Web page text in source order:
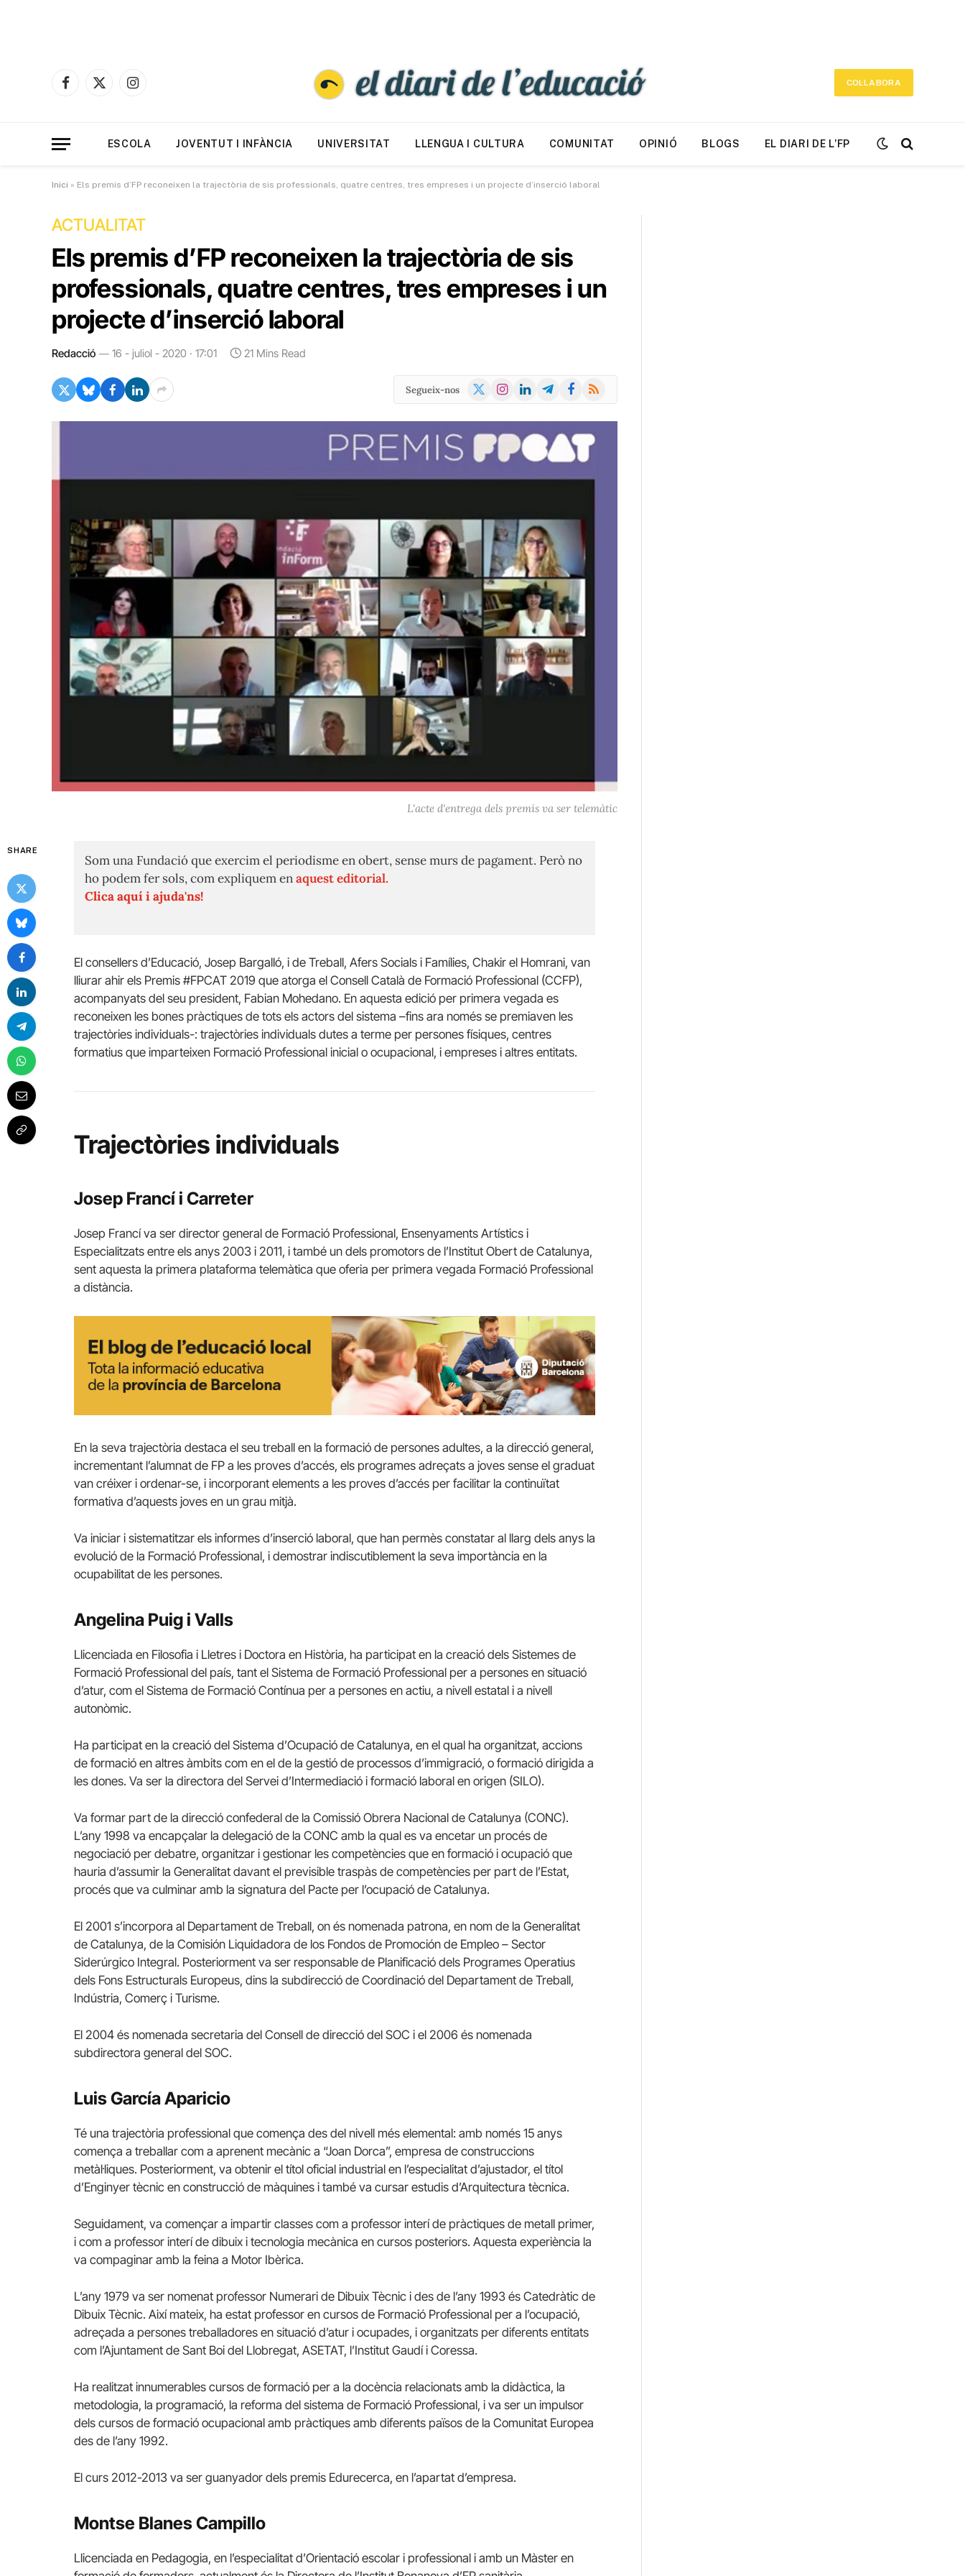
Facebook
X
Instagram
COL·LABORA
ESCOLA JOVENTUT I INFÀNCIA UNIVERSITAT LLENGUA I CULTURA COMUNITAT OPINIÓ BLOGS EL DIARI DE L’FP
Inici » Els premis d’FP reconeixen la trajectòria de sis professionals, quatre centres, tres empreses i un projecte d’inserció laboral
ACTUALITAT
Els premis d’FP reconeixen la trajectòria de sis
professionals, quatre centres, tres empreses i un
projecte d’inserció laboral
Redacció 16 - juliol - 2020 · 17:01 21 Mins Read
Segueix-nos
X
Instagram
LinkedInTelegramFacebook
RSS
L'acte d'entrega dels premis va ser telemàtic
SHARE
Som una Fundació que exercim el periodisme en obert, sense murs de pagament. Però no
ho podem fer sols, com expliquem enaquest editorial.
Clica aquí i ajuda'ns!
El consellers d’Educació, Josep Bargalló, i de Treball, Afers Socials i Famílies, Chakir el Homrani, van
lliurar ahir els Premis #FPCAT 2019 que atorga el Consell Català de Formació Professional (CCFP),
acompanyats del seu president, Fabian Mohedano. En aquesta edició per primera vegada es
reconeixen les bones pràctiques de tots els actors del sistema –fins ara només se premiaven les
trajectòries individuals-: trajectòries individuals dutes a terme per persones físiques, centres
formatius que imparteixen Formació Professional inicial o ocupacional, i empreses i altres entitats.
Trajectòries individuals
Josep Francí i Carreter
Josep Francí va ser director general de Formació Professional, Ensenyaments Artístics i
Especialitzats entre els anys 2003 i 2011, i també un dels promotors de l’Institut Obert de Catalunya,
sent aquesta la primera plataforma telemàtica que oferia per primera vegada Formació Professional
a distància.
En la seva trajectòria destaca el seu treball en la formació de persones adultes, a la direcció general,
incrementant l’alumnat de FP a les proves d’accés, els programes adreçats a joves sense el graduat
van créixer i ordenar-se, i incorporant elements a les proves d’accés per facilitar la continuïtat
formativa d’aquests joves en un grau mitjà.
Va iniciar i sistematitzar els informes d’inserció laboral, que han permès constatar al llarg dels anys la
evolució de la Formació Professional, i demostrar indiscutiblement la seva importància en la
ocupabilitat de les persones.
Angelina Puig i Valls
Llicenciada en Filosofia i Lletres i Doctora en Història, ha participat en la creació dels Sistemes de
Formació Professional del país, tant el Sistema de Formació Professional per a persones en situació
d’atur, com el Sistema de Formació Contínua per a persones en actiu, a nivell estatal i a nivell
autonòmic.
Ha participat en la creació del Sistema d’Ocupació de Catalunya, en el qual ha organitzat, accions
de formació en altres àmbits com en el de la gestió de processos d’immigració, o formació dirigida a
les dones. Va ser la directora del Servei d’Intermediació i formació laboral en origen (SILO).
Va formar part de la direcció confederal de la Comissió Obrera Nacional de Catalunya (CONC).
L’any 1998 va encapçalar la delegació de la CONC amb la qual es va encetar un procés de
negociació per debatre, organitzar i gestionar les competències que en formació i ocupació que
hauria d’assumir la Generalitat davant el previsible traspàs de competències per part de l’Estat,
procés que va culminar amb la signatura del Pacte per l’ocupació de Catalunya.
El 2001 s’incorpora al Departament de Treball, on és nomenada patrona, en nom de la Generalitat
de Catalunya, de la Comisión Liquidadora de los Fondos de Promoción de Empleo – Sector
Siderúrgico Integral. Posteriorment va ser responsable de Planificació dels Programes Operatius
dels Fons Estructurals Europeus, dins la subdirecció de Coordinació del Departament de Treball,
Indústria, Comerç i Turisme.
El 2004 és nomenada secretaria del Consell de direcció del SOC i el 2006 és nomenada
subdirectora general del SOC.
Luis García Aparicio
Té una trajectòria professional que comença des del nivell més elemental: amb només 15 anys
comença a treballar com a aprenent mecànic a “Joan Dorca”, empresa de construccions
metàl·liques. Posteriorment, va obtenir el títol oficial industrial en l’especialitat d’ajustador, el títol
d’Enginyer tècnic en construcció de màquines i també va cursar estudis d’Arquitectura tècnica.
Seguidament, va començar a impartir classes com a professor interí de pràctiques de metall primer,
i com a professor interí de dibuix i tecnologia mecànica en cursos posteriors. Aquesta experiència la
va compaginar amb la feina a Motor Ibèrica.
L’any 1979 va ser nomenat professor Numerari de Dibuix Tècnic i des de l’any 1993 és Catedràtic de
Dibuix Tècnic. Així mateix, ha estat professor en cursos de Formació Professional per a l’ocupació,
adreçada a persones treballadores en situació d’atur i ocupades, i organitzats per diferents entitats
com l’Ajuntament de Sant Boi del Llobregat, ASETAT, l’Institut Gaudí i Coressa.
Ha realitzat innumerables cursos de formació per a la docència relacionats amb la didàctica, la
metodologia, la programació, la reforma del sistema de Formació Professional, i va ser un impulsor
dels cursos de formació ocupacional amb pràctiques amb diferents països de la Comunitat Europea
des de l’any 1992.
El curs 2012-2013 va ser guanyador dels premis Edurecerca, en l’apartat d’empresa.
Montse Blanes Campillo
Llicenciada en Pedagogia, en l’especialitat d’Orientació escolar i professional i amb un Màster en